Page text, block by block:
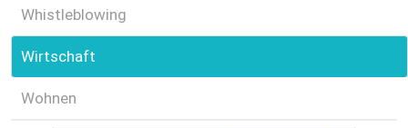
Whistleblowing
Wirtschaft
Wohnen